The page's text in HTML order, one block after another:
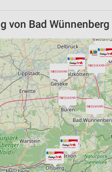
von Bad Wünnenberg